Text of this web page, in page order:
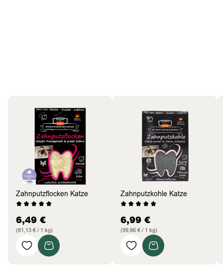
Zahnputzflocken Katze
6,49 €
(81,13 € / 1 kg)
Zahnputzkohle Katze
6,99 €
(99,86 € / 1 kg)